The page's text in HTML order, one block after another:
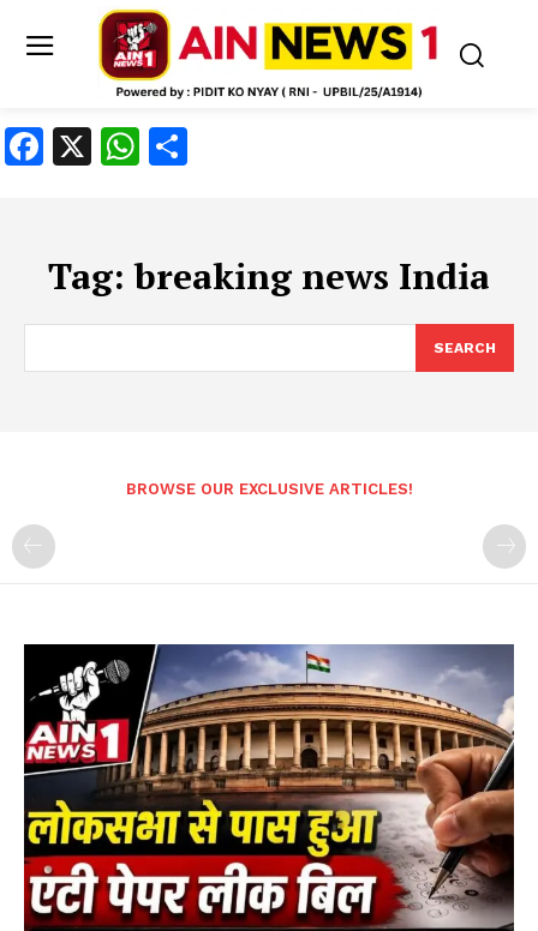
Facebook
X WhatsApp
Tag:breaking news India
SEARCH
BROWSE OUR EXCLUSIVE ARTICLES!